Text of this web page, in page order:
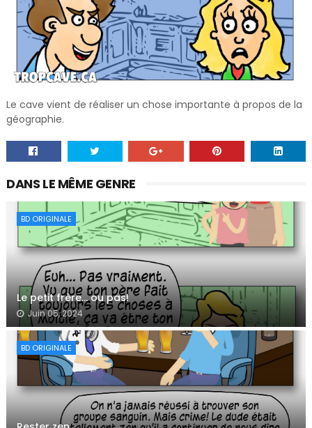
Le cave vient de réaliser un chose importante à propos de la
géographie.
DANS LE MÊME GENRE
BD ORIGINALE
Le petit frère… ou pas!
Juin 05, 2024
BD ORIGINALE